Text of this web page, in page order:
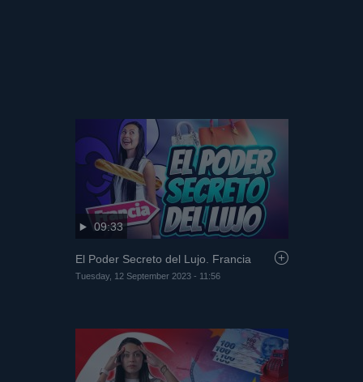
09:33
El Poder Secreto del Lujo. Francia
Tuesday, 12 September 2023 - 11:56